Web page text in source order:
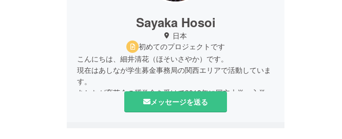
Sayaka Hosoi
日本
初めてのプロジェクトです
こんにちは、細井清花（ほそいさやか）です。
現在はあしなが学生募金事務局の関西エリアで活動していま
す。
あしなが育英会の奨学金を受けて2018年に国立大学へ入学
し、社会学を学んでいます。メッセージを送る